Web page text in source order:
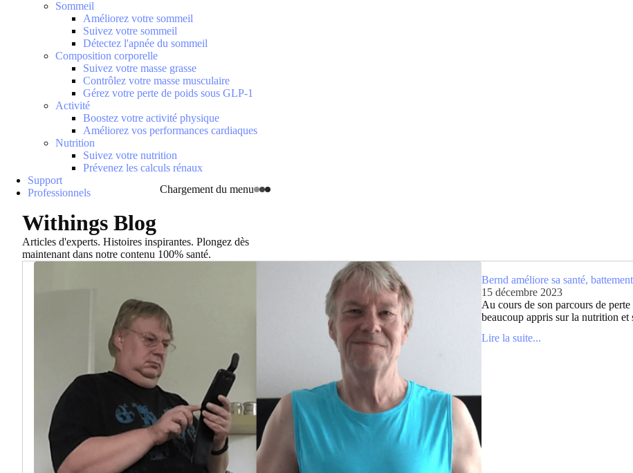
Chargement du menu
Sommeil
Améliorez votre sommeil
Suivez votre sommeil
Détectez l'apnée du sommeil
Composition corporelle
Suivez votre masse grasse
Contrôlez votre masse musculaire
Gérez votre perte de poids sous GLP-1
Activité
Boostez votre activité physique
Améliorez vos performances cardiaques
Nutrition
Suivez votre nutrition
Prévenez les calculs rénaux
Support
Professionnels
Withings Blog
Articles d'experts. Histoires inspirantes. Plongez dès
maintenant dans notre contenu 100% santé.
Bernd améliore sa santé,
15 décembre 2023
Au cours de son parcours de
beaucoup appris sur la nutrition et
Lire la suite...